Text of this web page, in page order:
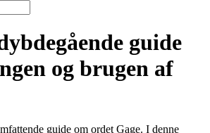
guide
og brugen af
guide om ordet Gage. I denne